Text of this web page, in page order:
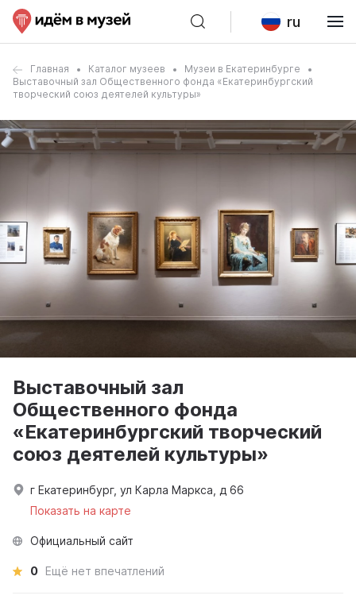
ru
Главная Каталог музеев
Музеи в Екатеринбурге
Выставочный зал Общественного фонда «Екатеринбургский
творческий союз деятелей культуры»
Выставочный зал
Общественного фонда
«Екатеринбургский творческий
союз деятелей культуры»
г Екатеринбург, ул Карла Маркса, д 66
Показать на карте
Официальный сайт
0 Ещё нет впечатлений